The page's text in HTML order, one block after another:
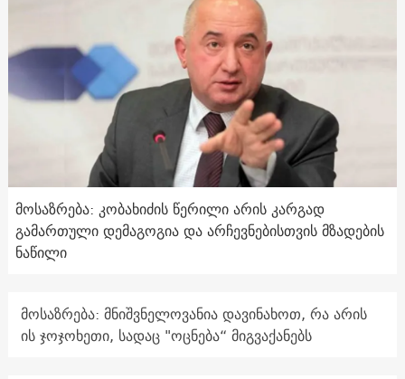
მოსაზრება: კობახიძის წერილი არის კარგად
გამართული დემაგოგია და არჩევნებისთვის მზადების
ნაწილი
მოსაზრება: მნიშვნელოვანია დავინახოთ, რა არის
ის ჯოჯოხეთი, სადაც "ოცნება“ მიგვაქანებს